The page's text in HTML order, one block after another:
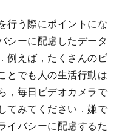
行う際にポイントにな
シーに配慮したデータ
例えば，たくさんのビ
とでも人の生活行動は
，毎日ビデオカメラで
てみてください．嫌で
イバシーに配慮するた